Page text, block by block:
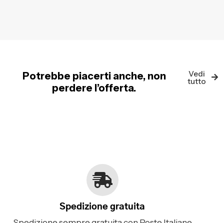
Potrebbe piacerti anche, non
perdere l’offerta.
Vedi
tutto
Spedizione gratuita